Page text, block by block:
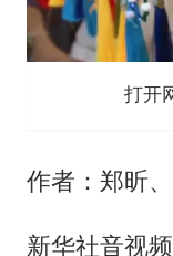
打开
作者：郑昕
新华社音视